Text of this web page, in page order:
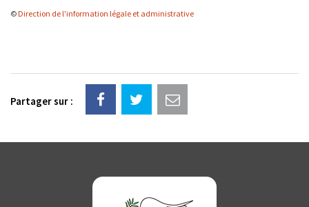
© Direction de l'information légale et administrative
Partager sur :